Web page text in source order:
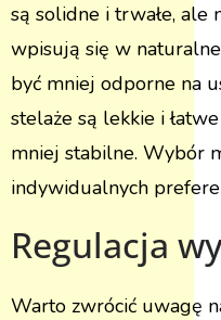
są solidne i trwałe, ale
wpisują się w
być mniej odporne na
stelaże są lekkie i
mniej stabilne. Wybór
indywidualnych
Regulacja
Warto zwrócić uwagę